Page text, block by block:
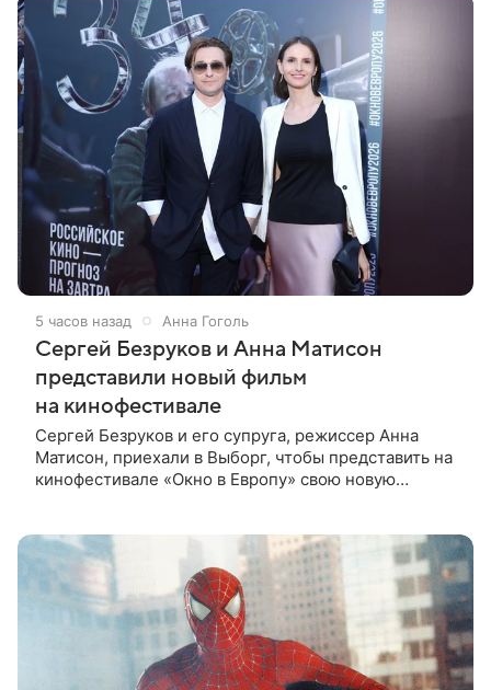
5 часов назад Анна Гоголь
Сергей Безруков и Анна Матисон
представили новый фильм
на кинофестивале
Сергей Безруков и его супруга, режиссер Анна
Матисон, приехали в Выборг, чтобы представить на
кинофестивале «Окно в Европу» свою новую